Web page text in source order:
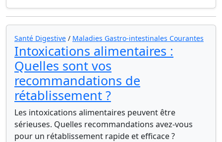
Santé Digestive / Maladies Gastro-intestinales Courantes
Intoxications alimentaires :
Quelles sont vos
recommandations de
rétablissement ?
Les intoxications alimentaires peuvent être
sérieuses. Quelles recommandations avez-vous
pour un rétablissement rapide et efficace ?